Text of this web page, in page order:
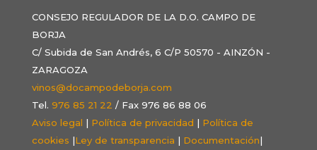
CONSEJO REGULADOR DE LA D.O. CAMPO DE
BORJA
C/ Subida de San Andrés, 6 C/P 50570 - AINZÓN -
ZARAGOZA
vinos@docampodeborja.com
Tel. 976 85 21 22 / Fax 976 86 88 06
Aviso legal | Política de privacidad | Política de
cookies |Ley de transparencia | Documentación|